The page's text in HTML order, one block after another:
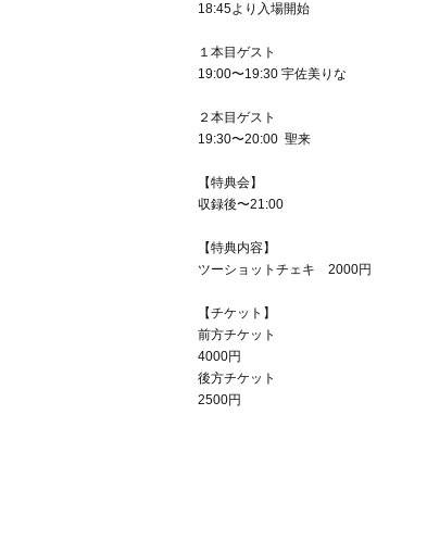
18:45より入場開始
１本目ゲスト
19:00〜19:30 宇佐美りな
２本目ゲスト
19:30〜20:00 聖来
【特典会】
収録後〜21:00
【特典内容】
ツーショットチェキ 2000円
【チケット】
前方チケット
4000円
後方チケット
2500円